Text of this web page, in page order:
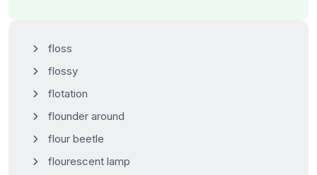
floss
flossy
flotation
flounder around
flour beetle
flourescent lamp